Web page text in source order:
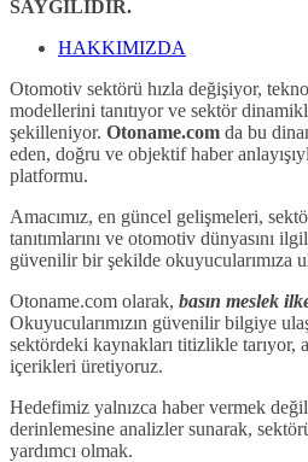
SAYGILIDIR.
HAKKIMIZDA
Otomotiv sektörü hızla değişiyor,
modellerini tanıtıyor ve sektör
şekilleniyor. Otoname.com da bu
eden, doğru ve objektif haber
platformu.
Amacımız, en güncel gelişmeleri,
tanıtımlarını ve otomotiv dünyasını
güvenilir bir şekilde okuyucularımıza
Otoname.com olarak, basın meslek
Okuyucularımızın güvenilir bilgiye
sektördeki kaynakları titizlikle tarıyor,
içerikleri üretiyoruz.
Hedefimiz yalnızca haber vermek
derinlemesine analizler sunarak,
yardımcı olmak.